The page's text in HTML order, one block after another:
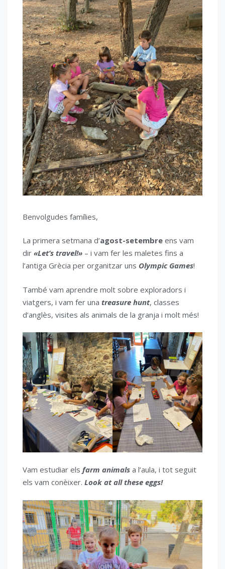
Benvolgudes famílies,
La primera setmana d’agost-setembre ens vam
dir «Let’s travel!» – i vam fer les maletes fins a
l’antiga Grècia per organitzar uns Olympic Games!
També vam aprendre molt sobre exploradors i
viatgers, i vam fer una treasure hunt, classes
d’anglès, visites als animals de la granja i molt més!
Vam estudiar els farm animals a l’aula, i tot seguit
els vam conèixer. Look at all these eggs!